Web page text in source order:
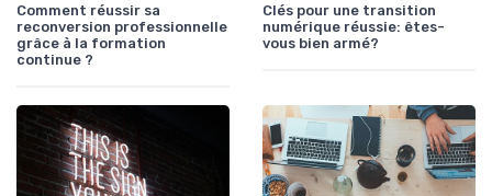
Comment réussir sa
reconversion professionnelle
grâce à la formation
continue ?
Clés pour une transition
numérique réussie: êtes-
vous bien armé?